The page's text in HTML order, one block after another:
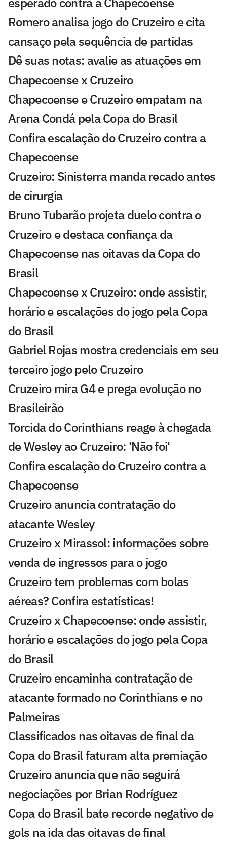
Romero analisa jogo do Cruzeiro e cita
cansaço pela sequência de partidas
Dê suas notas: avalie as atuações em
Chapecoense x Cruzeiro
Chapecoense e Cruzeiro empatam na
Arena Condá pela Copa do Brasil
Confira escalação do Cruzeiro contra a
Chapecoense
Cruzeiro: Sinisterra manda recado antes
de cirurgia
Bruno Tubarão projeta duelo contra o
Cruzeiro e destaca confiança da
Chapecoense nas oitavas da Copa do
Brasil
Chapecoense x Cruzeiro: onde assistir,
horário e escalações do jogo pela Copa
do Brasil
Gabriel Rojas mostra credenciais em seu
terceiro jogo pelo Cruzeiro
Cruzeiro mira G4 e prega evolução no
Brasileirão
Torcida do Corinthians reage à chegada
de Wesley ao Cruzeiro: 'Não foi'
Confira escalação do Cruzeiro contra a
Chapecoense
Cruzeiro anuncia contratação do
atacante Wesley
Cruzeiro x Mirassol: informações sobre
venda de ingressos para o jogo
Cruzeiro tem problemas com bolas
aéreas? Confira estatísticas!
Cruzeiro x Chapecoense: onde assistir,
horário e escalações do jogo pela Copa
do Brasil
Cruzeiro encaminha contratação de
atacante formado no Corinthians e no
Palmeiras
Classificados nas oitavas de final da
Copa do Brasil faturam alta premiação
Cruzeiro anuncia que não seguirá
negociações por Brian Rodríguez
Copa do Brasil bate recorde negativo de
gols na ida das oitavas de final